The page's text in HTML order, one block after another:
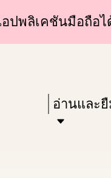
พลิเคชันมือถือไ
keywords
Press
Enter
อ่านและ